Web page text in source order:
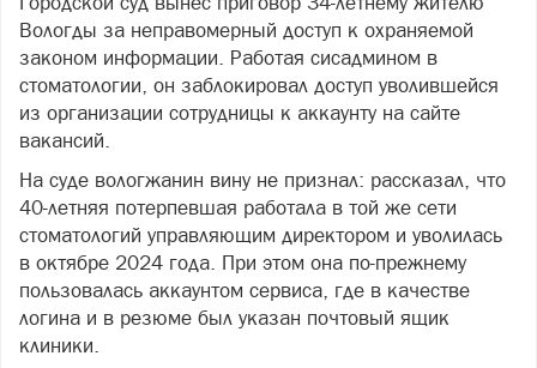
Вологды за неправомерный доступ к охраняемой
законом информации. Работая сисадмином в
стоматологии, он заблокировал доступ уволившейся
из организации сотрудницы к аккаунту на сайте
вакансий.
На суде вологжанин вину не признал: рассказал, что
40-летняя потерпевшая работала в той же сети
стоматологий управляющим директором и уволилась
в октябре 2024 года. При этом она по-прежнему
пользовалась аккаунтом сервиса, где в качестве
логина и в резюме был указан почтовый ящик
клиники.